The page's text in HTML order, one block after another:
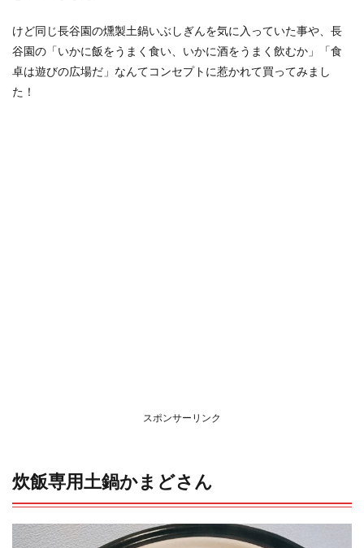
けど同じ長谷園の燻製土鍋いぶしぎんを気に入っていた事や、長
谷園の「いかに飯をうまく食い、いかに酒をうまく飲むか」「食
卓は遊びの広場だ」なんてコンセプトに惹かれて買ってみまし
た！
スポンサーリンク
炊飯専用土鍋かまどさん